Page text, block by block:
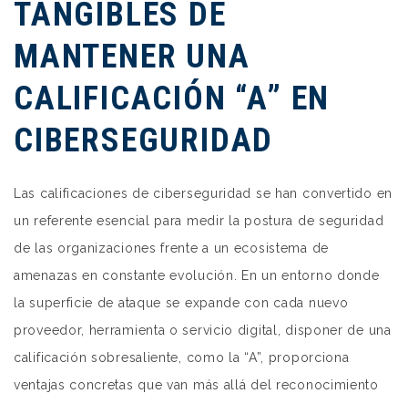
TANGIBLES DE
MANTENER UNA
CALIFICACIÓN “A” EN
CIBERSEGURIDAD
Las calificaciones de ciberseguridad se han convertido en
un referente esencial para medir la postura de seguridad
de las organizaciones frente a un ecosistema de
amenazas en constante evolución. En un entorno donde
la superficie de ataque se expande con cada nuevo
proveedor, herramienta o servicio digital, disponer de una
calificación sobresaliente, como la “A”, proporciona
ventajas concretas que van más allá del reconocimiento